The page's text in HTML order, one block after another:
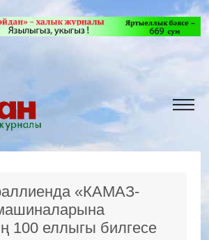
«КАМАЗ-
100 еллыгы билгесе